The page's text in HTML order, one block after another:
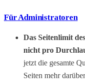
Für Administratoren
Das Seitenlimit
nicht pro
jetzt die gesamte
Seiten mehr